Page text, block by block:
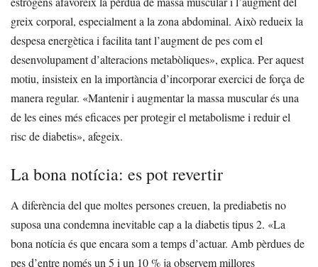
greix corporal, especialment a la zona abdominal. Això redueix la
despesa energètica i facilita tant l’augment de pes com el
desenvolupament d’alteracions metabòliques», explica. Per aquest
motiu, insisteix en la importància d’incorporar exercici de força de
manera regular. «Mantenir i augmentar la massa muscular és una
de les eines més eficaces per protegir el metabolisme i reduir el
risc de diabetis», afegeix.
La bona notícia: es pot revertir
A diferència del que moltes persones creuen, la prediabetis no
suposa una condemna inevitable cap a la diabetis tipus 2. «La
bona notícia és que encara som a temps d’actuar. Amb pèrdues de
pes d’entre només un 5 i un 10 % ja observem millores